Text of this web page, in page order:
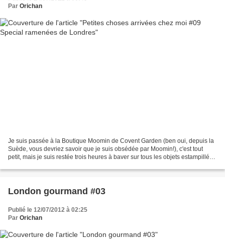
Par Orichan
Je suis passée à la Boutique Moomin de Covent Garden (ben oui, depuis la
Suède, vous devriez savoir que je suis obsédée par Moomin!), c'est tout
petit, mais je suis restée trois heures à baver sur tous les objets estampillés
London gourmand #03
Publié le 12/07/2012 à 02:25
Par Orichan